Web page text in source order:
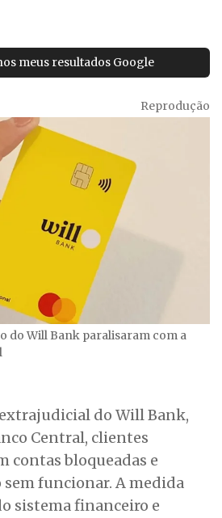
meus resultados Google
Reprodução
do Will Bank paralisaram com a
do Will Bank,
Central, clientes
contas bloqueadas e
funcionar. A medida
sistema financeiro e